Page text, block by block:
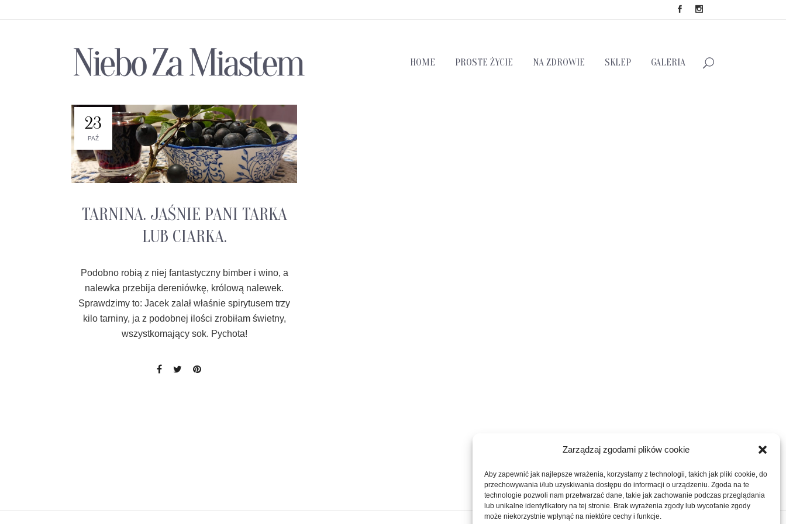
Zarządzaj zgodami plików cookie
Aby zapewnić jak najlepsze wrażenia, korzystamy z technologii, takich jak pliki cookie, do
przechowywania i/lub uzyskiwania dostępu do informacji o urządzeniu. Zgoda na te
technologie pozwoli nam przetwarzać dane, takie jak zachowanie podczas przeglądania
lub unikalne identyfikatory na tej stronie. Brak wyrażenia zgody lub wycofanie zgody
może niekorzystnie wpłynąć na niektóre cechy i funkcje.
HOME PROSTE ŻYCIE NA ZDROWIE SKLEP GALERIA
23
PAŹ
TARNINA. JAŚNIE PANI TARKA
LUB CIARKA.
Podobno robią z niej fantastyczny bimber i wino, a
nalewka przebija dereniówkę, królową nalewek.
Sprawdzimy to: Jacek zalał właśnie spirytusem trzy
kilo tarniny, ja z podobnej ilości zrobiłam świetny,
wszystkomający sok. Pychota!